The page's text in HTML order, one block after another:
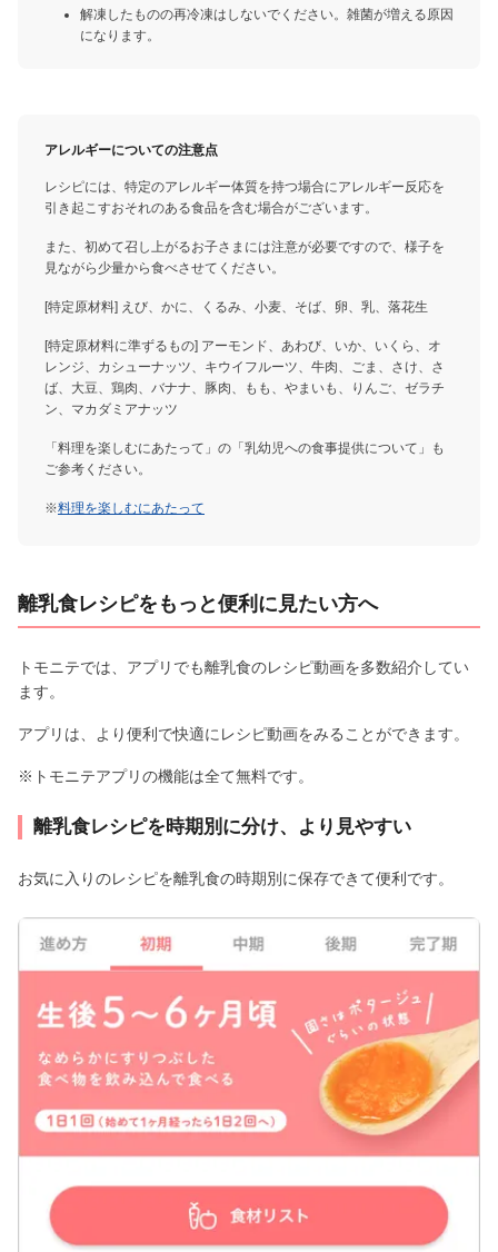
解凍したものの再冷凍はしないでください。雑菌が増える原因
になります。
アレルギーについての注意点
レシピには、特定のアレルギー体質を持つ場合にアレルギー反応を
引き起こすおそれのある食品を含む場合がございます。
また、初めて召し上がるお子さまには注意が必要ですので、様子を
見ながら少量から食べさせてください。
[特定原材料] えび、かに、くるみ、小麦、そば、卵、乳、落花生
[特定原材料に準ずるもの] アーモンド、あわび、いか、いくら、オ
レンジ、カシューナッツ、キウイフルーツ、牛肉、ごま、さけ、さ
ば、大豆、鶏肉、バナナ、豚肉、もも、やまいも、りんご、ゼラチ
ン、マカダミアナッツ
「料理を楽しむにあたって」の「乳幼児への食事提供について」も
ご参考ください。
※料理を楽しむにあたって
離乳食レシピをもっと便利に見たい方へ
トモニテでは、アプリでも離乳食のレシピ動画を多数紹介してい
ます。
アプリは、より便利で快適にレシピ動画をみることができます。
※トモニテアプリの機能は全て無料です。
離乳食レシピを時期別に分け、より見やすい
お気に入りのレシピを離乳食の時期別に保存できて便利です。